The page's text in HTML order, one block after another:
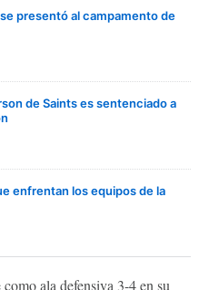
presentó al campamento de
de Saints es sentenciado a
enfrentan los equipos de la
ala defensiva 3-4 en su